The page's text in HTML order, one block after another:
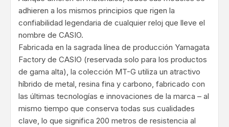
adhieren a los mismos principios que rigen la
confiabilidad legendaria de cualquier reloj que lleve el
nombre de CASIO.
Fabricada en la sagrada línea de producción Yamagata
Factory de CASIO (reservada solo para los productos
de gama alta), la colección MT-G utiliza un atractivo
híbrido de metal, resina fina y carbono, fabricado con
las últimas tecnologías e innovaciones de la marca – al
mismo tiempo que conserva todas sus cualidades
clave, lo que significa 200 metros de resistencia al